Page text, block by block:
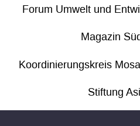
Forum Umwelt und
Magazin
Koordinierungskreis
Stiftung